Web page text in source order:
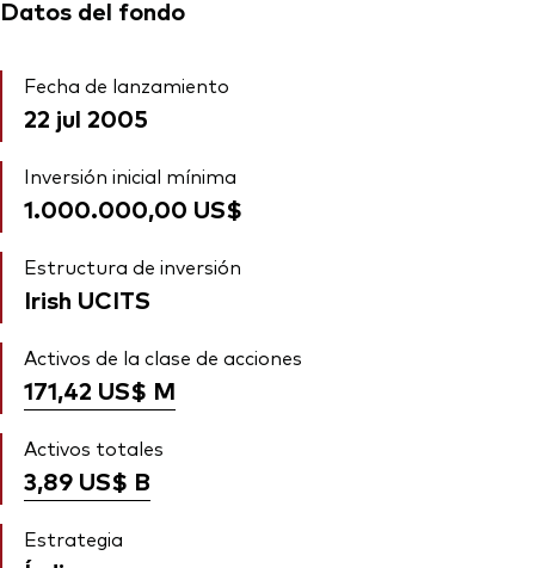
Datos del fondo
Fecha de lanzamiento
22 jul 2005
Inversión inicial mínima
1.000.000,00 US$
Estructura de inversión
Irish UCITS
Activos de la clase de acciones
171,42 US$ M
Activos totales
3,89 US$ B
Estrategia